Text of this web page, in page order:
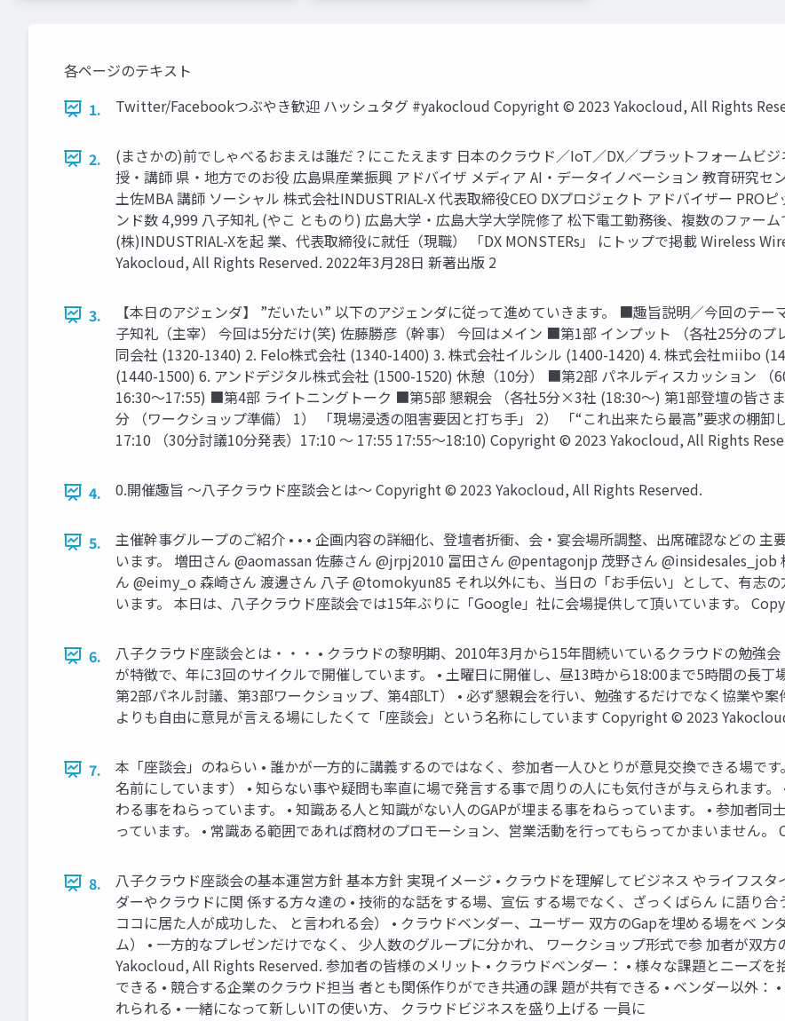
各ページのテキスト
1.
Twitter/Facebookつぶやき歓迎 ハッシュタグ #yakocloud Copyright © 2023 Yakocloud, All Rights
2.
(まさかの)前でしゃべるおまえは誰だ？にこたえます 日本のクラウド／IoT／DX／プラットフォームビ
授・講師 県・地方でのお役 広島県産業振興 アドバイザ メディア AI・データイノベーション 教育研究
土佐MBA 講師 ソーシャル 株式会社INDUSTRIAL-X 代表取締役CEO DXプロジェクト アドバイザー PRO
ンド数 4,999 八子知礼 (やこ とものり) 広島大学・広島大学大学院修了 松下電工勤務後、複数のファー
(株)INDUSTRIAL-Xを起 業、代表取締役に就任（現職） 「DX MONSTERs」 にトップで掲載 Wireless
Yakocloud, All Rights Reserved. 2022年3月28日 新著出版 2
3.
【本日のアジェンダ】 ”だいたい” 以下のアジェンダに従って進めていきます。 ■趣旨説明／今回のテ
子知礼（主宰） 今回は5分だけ(笑) 佐藤勝彦（幹事） 今回はメイン ■第1部 インプット （各社25分の
同会社 (1320-1340) 2. Felo株式会社 (1340-1400) 3. 株式会社イルシル (1400-1420) 4. 株式会社miibo
(1440-1500) 6. アンドデジタル株式会社 (1500-1520) 休憩（10分） ■第2部 パネルディスカッション
16:30〜17:55) ■第4部 ライトニングトーク ■第5部 懇親会 （各社5分×3社 (18:30〜) 第1部登壇の皆さ
分 （ワークショップ準備） 1） 「現場浸透の阻害要因と打ち手」 2） 「“これ出来たら最高”要求の棚
17:10 （30分討議10分発表）17:10 ～ 17:55 17:55〜18:10) Copyright © 2023 Yakocloud, All Rights
4. 0.開催趣旨 ～八子クラウド座談会とは～ Copyright © 2023 Yakocloud, All Rights Reserved.
5.
主催幹事グループのご紹介 • • • 企画内容の詳細化、登壇者折衝、会・宴会場所調整、出席確認などの
います。 増田さん @aomassan 佐藤さん @jrpj2010 冨田さん @pentagonjp 茂野さん
ん @eimy_o 森崎さん 渡邊さん 八子 @tomokyun85 それ以外にも、当日の「お手伝い」として、有志
います。 本日は、八子クラウド座談会では15年ぶりに「Google」社に会場提供して頂いています。
6.
八子クラウド座談会とは・・・ • クラウドの黎明期、2010年3月から15年間続いているクラウドの勉強
が特徴で、年に3回のサイクルで開催しています。 • 土曜日に開催し、昼13時から18:00まで5時間の長丁
第2部パネル討議、第3部ワークショップ、第4部LT） • 必ず懇親会を行い、勉強するだけでなく協業や
よりも自由に意見が言える場にしたくて「座談会」という名称にしています Copyright © 2023
7.
本「座談会」のねらい • 誰かが一方的に講義するのではなく、参加者一人ひとりが意見交換できる場で
名前にしています） • 知らない事や疑問も率直に場で発言する事で周りの人にも気付きが与えられます
わる事をねらっています。 • 知識ある人と知識がない人のGAPが埋まる事をねらっています。 • 参加者
っています。 • 常識ある範囲であれば商材のプロモーション、営業活動を行ってもらってかまいません
8.
八子クラウド座談会の基本運営方針 基本方針 実現イメージ • クラウドを理解してビジネス やライフス
ダーやクラウドに関 係する方々達の • 技術的な話をする場、宣伝 する場でなく、ざっくばらん に語り合
ココに居た人が成功した、 と言われる会） • クラウドベンダー、ユーザー 双方のGapを埋める場をベ
ム） • 一方的なプレゼンだけでなく、 少人数のグループに分かれ、 ワークショップ形式で参 加者が双
Yakocloud, All Rights Reserved. 参加者の皆様のメリット • クラウドベンダー： • 様々な課題とニーズ
できる • 競合する企業のクラウド担当 者とも関係作りができ共通の課 題が共有できる • ベンダー以外
れられる • 一緒になって新しいITの使い方、 クラウドビジネスを盛り上げる 一員に